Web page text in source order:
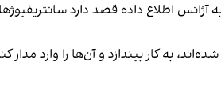
آژانس اطلاع داده قصد دارد
به کار بیندازد و آن‌ها را وارد مدار